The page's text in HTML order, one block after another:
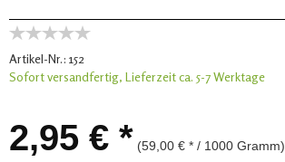
Artikel-Nr.: 152
Sofort versandfertig, Lieferzeit ca. 5-7 Werktage
2,95 € * (59,00 € * / 1000 Gramm)